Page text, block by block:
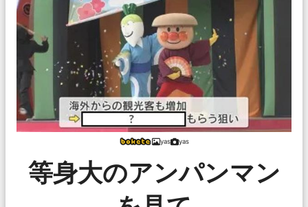
yas yas
等身大のアンパンマン